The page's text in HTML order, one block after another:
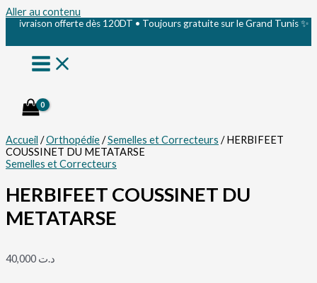
Aller au contenu
offerte dès 120DT • Toujours gratuite sur le Grand Tunis ✨
Accueil /Orthopédie/Semelles et Correcteurs / HERBIFEET
COUSSINET DU METATARSE
Semelles et Correcteurs
HERBIFEET COUSSINET DU
METATARSE
د.ت